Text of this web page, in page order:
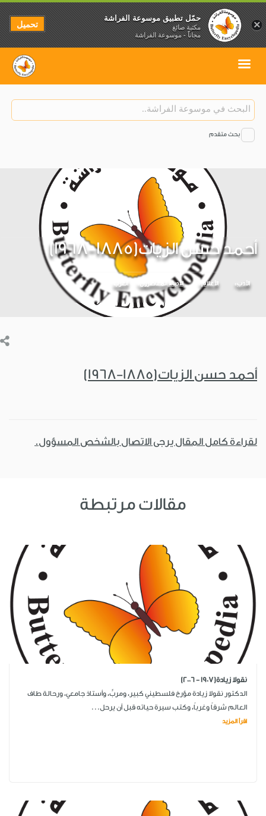
بحث متقدم
أحمد حسن الزيات(1885-1968)
الأدب الأعلام الأدباء المعاصرون العرب
أحمد حسن الزيات(1885-1968)
لقراءة كامل المقال يرجى الاتصال بالشخص المسؤول.
مقالات مرتبطة
نقولا زيادة(1907 - 2006)
الدكتور نقولا زيادة مؤرخ فلسطيني كبير، ومربٍّ، وأستاذ جامعي، ورحالة طاف
العالم شرقاً وغرباً، وكتب سيرة حياته قبل أن يرحل...
اقرأ المزيد
×
حمّل تطبيق موسوعة الفراشة
مكتبة صائغ
مجاناً - موسوعة الفراشة
تحميل